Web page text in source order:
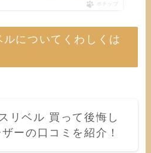
ポチップ
についてくわしくは
リベル 買って後悔し
ーの口コミを紹介！